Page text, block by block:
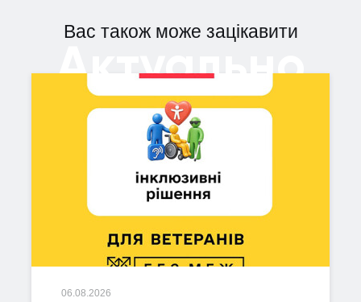
Вас також може зацікавити
Актуально
06.08.2026